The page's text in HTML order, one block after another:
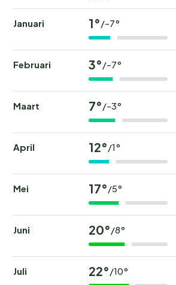
Januari 1°/-7°
Februari 3°/-7°
Maart 7°/-3°
April 12°/1°
Mei 17°/5°
Juni 20°/8°
Juli 22°/10°